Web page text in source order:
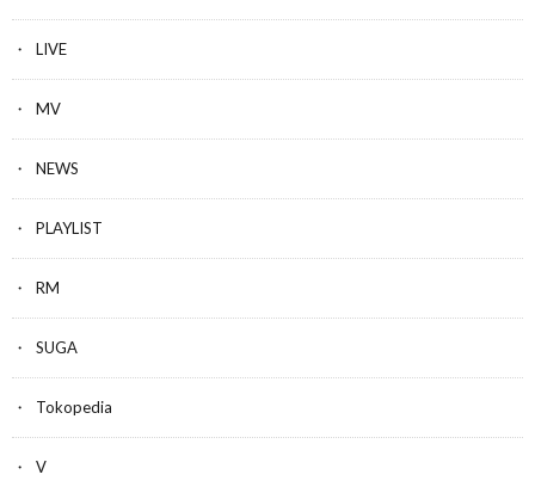
LIVE
MV
NEWS
PLAYLIST
RM
SUGA
Tokopedia
V